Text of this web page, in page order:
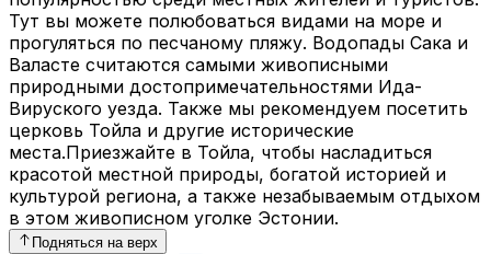
Тут вы можете полюбоваться видами на море и
прогуляться по песчаному пляжу. Водопады Сака и
Валасте считаются самыми живописными
природными достопримечательностями Ида-
Вируского уезда. Также мы рекомендуем посетить
церковь Тойла и другие исторические
места.Приезжайте в Тойла, чтобы насладиться
красотой местной природы, богатой историей и
культурой региона, а также незабываемым отдыхом
в этом живописном уголке Эстонии.
Подняться на верх